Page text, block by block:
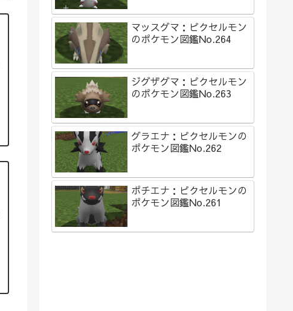
マッスグマ：ピクセルモン
のポケモン図鑑No.264
ジグザグマ：ピクセルモン
のポケモン図鑑No.263
グラエナ：ピクセルモンの
ポケモン図鑑No.262
ポチエナ：ピクセルモンの
ポケモン図鑑No.261